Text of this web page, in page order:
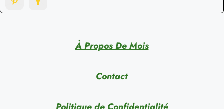
À Propos De Mois
Contact